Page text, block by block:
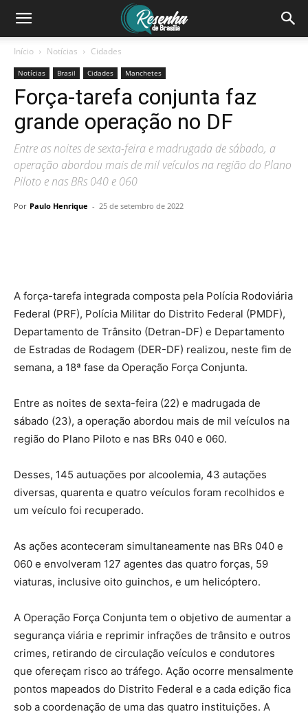
Início Notícias Cidades
Notícias Brasil Cidades Manchetes
Força-tarefa conjunta faz
grande operação no DF
Entre as noites de sexta-feira e madrugada de sábado, a
operação abordou mais de mil veículos na região do Plano
Piloto e nas BRs 040 e 060
Por Paulo Henrique - 25 de setembro de 2022
A força-tarefa integrada composta pela Polícia Rodoviária
Federal (PRF), Polícia Militar do Distrito Federal (PMDF),
Departamento de Trânsito (Detran-DF) e Departamento
de Estradas de Rodagem (DER-DF) realizou, neste fim de
semana, a 18ª fase da Operação Força Conjunta.
Entre as noites de sexta-feira (22) e madrugada de
sábado (23), a operação abordou mais de mil veículos na
região do Plano Piloto e nas BRs 040 e 060.
Desses, 145 autuações por alcoolemia, 43 autações
diversas, quarenta e quatro veículos foram recolhidos e
um veículo foi recuperado.
As ações aconteceram simultaneamente nas BRs 040 e
060 e envolveram 127 agentes das quatro forças, 59
viaturas, inclusive oito guinchos, e um helicóptero.
A Operação Força Conjunta tem o objetivo de aumentar a
segurança viária e reprimir infrações de trânsito e outros
crimes, retirando de circulação veículos e condutores
que ofereçam risco ao tráfego. Ação ocorre mensalmente
pontos mapeados do Distrito Federal e a cada edição fica
sob a coordenação de uma das quatro instituições. A